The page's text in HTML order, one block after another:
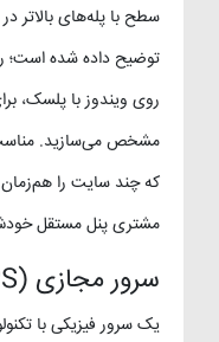
سطح با پله‌های بالاتر در
روی ویندوز با پلسک،
مشخص می‌سازید.
که چند سایت را
مشتری پنل مستقل
سرور مجازی (VPS)
یک سرور فیزیکی با